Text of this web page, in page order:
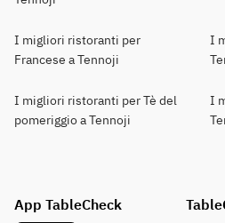
I migliori ristoranti per
Francese a Tennoji
I
I migliori ristoranti per Tè del
pomeriggio a Tennoji
I
App TableCheck